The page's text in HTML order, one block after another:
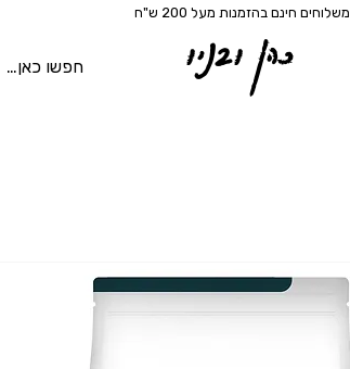
משלוחים חינם בהזמנות מעל 200 ש"ח
כהן ובניו